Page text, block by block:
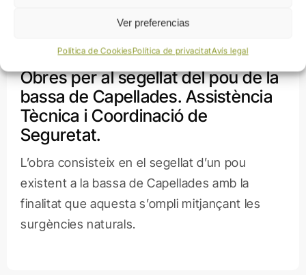
Ver preferencias
Política de CookiesPolítica de privacitatAvís legal
Obres per al segellat del pou de la
bassa de Capellades. Assistència
Tècnica i Coordinació de
Seguretat.
L’obra consisteix en el segellat d’un pou
existent a la bassa de Capellades amb la
finalitat que aquesta s’ompli mitjançant les
surgències naturals.